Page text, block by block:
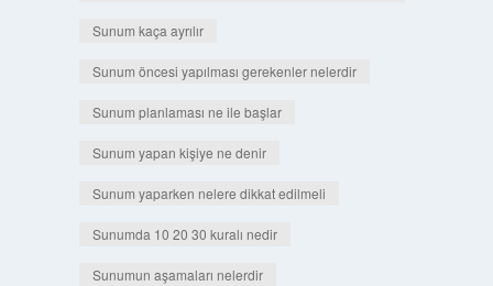
Sunum kaça ayrılır
Sunum öncesi yapılması gerekenler nelerdir
Sunum planlaması ne ile başlar
Sunum yapan kişiye ne denir
Sunum yaparken nelere dikkat edilmeli
Sunumda 10 20 30 kuralı nedir
Sunumun aşamaları nelerdir